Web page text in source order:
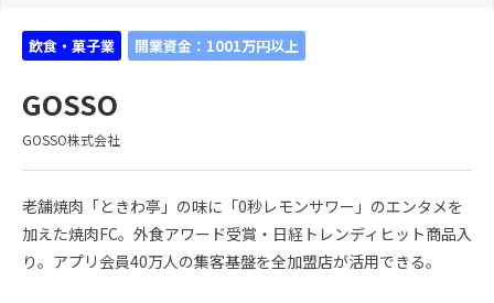
飲食・菓子業 開業資金：1001万円以上
GOSSO
GOSSO株式会社
老舗焼肉「ときわ亭」の味に「0秒レモンサワー」のエンタメを
加えた焼肉FC。外食アワード受賞・日経トレンディヒット商品入
り。アプリ会員40万人の集客基盤を全加盟店が活用できる。